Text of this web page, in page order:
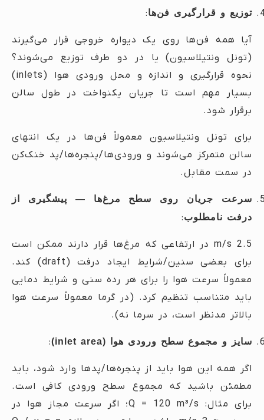
توزیع و قرارگیری فن‌ها:
آیا همه فن‌ها روی یک دیواره خروجی قرار می‌گیرند
(تونل ونتیلاسیون) یا در دو طرف توزیع می‌شوند؟
نحوه قرارگیری و اندازه و محل ورودی هوا (inlets)
بسیار مهم است تا جریان یکنواخت در طول سالن
برقرار شود.
برای تونل ونتیلاسیون معمولاً فن‌ها در یک انتهای
سالن متمرکز می‌شوند و ورودی‌ها/پنجره‌ها/پد خنک‌کن
در سمت مقابل.
سرعت جریان روی سطح مرغ‌ها — پیشگیری از
درفت نامطلوب:
2.5 m/s در ارتفاعی که مرغ‌ها قرار دارند ممکن است
برای بعضی سنین/شرایط ایجاد درفت (draft) کند.
معمولاً سرعت هوا را برای هر رده سنی و شرایط دمایی
باید متناسب تنظیم کرد. (در گرما معمولاً سرعت هوا
بالاتر مدنظر است، در سرما نه).
سایز و مجموع سطح ورودی هوا (inlet area) :
اگر همه این هوا باید از پنجره‌ها/پدها وارد شود، باید
مطمئن باشید که مجموع سطح ورودی کافی است.
برای مثال: Q = 120 m³/s؛ اگر سرعت مجاز هوا در